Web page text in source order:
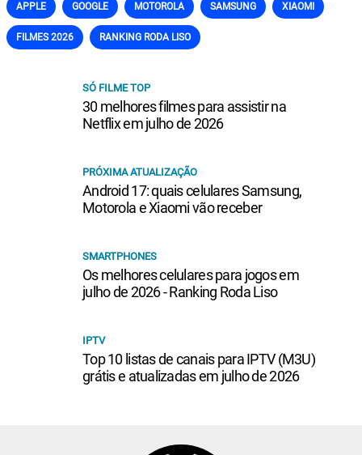
APPLE GOOGLE MOTOROLA SAMSUNG XIAOMI
FILMES 2026 RANKING RODA LISO
SÓ FILME TOP
30 melhores filmes para assistir na
Netflix em julho de 2026
PRÓXIMA ATUALIZAÇÃO
Android 17: quais celulares Samsung,
Motorola e Xiaomi vão receber
SMARTPHONES
Os melhores celulares para jogos em
julho de 2026 - Ranking Roda Liso
IPTV
Top 10 listas de canais para IPTV (M3U)
grátis e atualizadas em julho de 2026